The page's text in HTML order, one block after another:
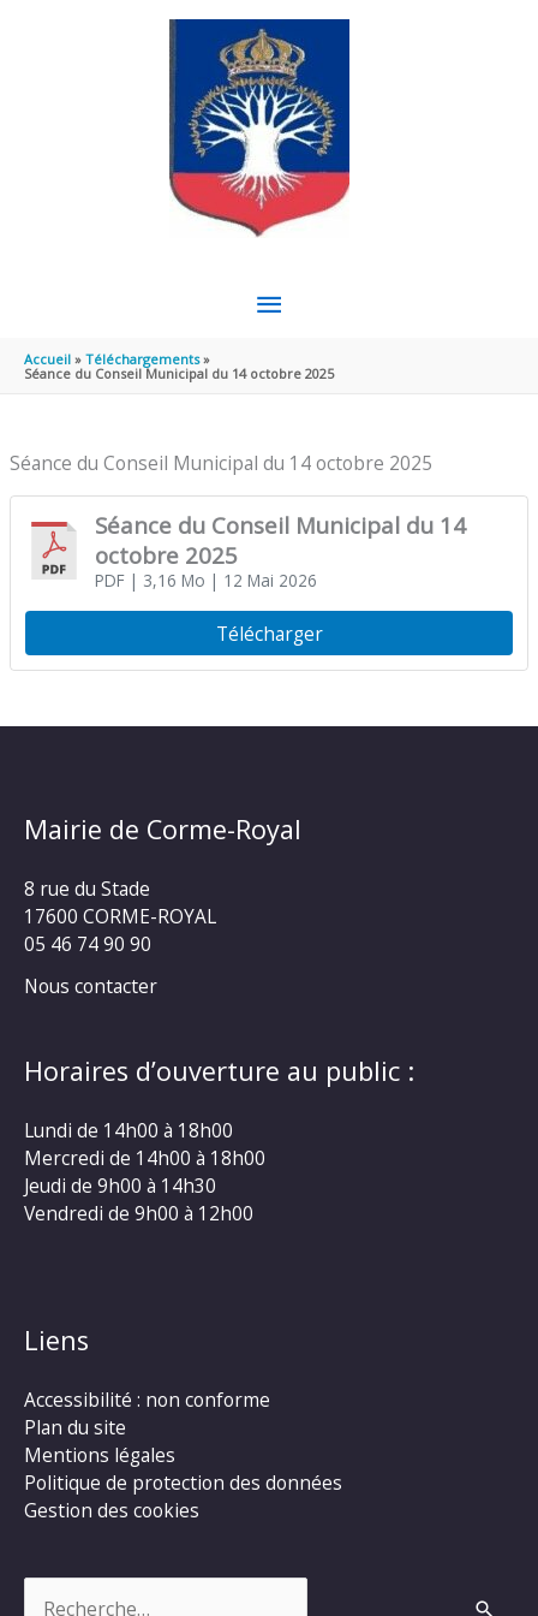
MENU
PRINCIPAL
Accueil
Téléchargements
Séance du Conseil Municipal du 14 octobre 2025
Séance du Conseil Municipal du 14 octobre 2025
Séance du Conseil Municipal du 14
octobre 2025
PDF| 3,16 Mo | 12 Mai 2026
Télécharger
Mairie de Corme-Royal
8 rue du Stade
17600 CORME-ROYAL
05 46 74 90 90
Nous contacter
Horaires d’ouverture au public :
Lundi de 14h00 à 18h00
Mercredi de 14h00 à 18h00
Jeudi de 9h00 à 14h30
Vendredi de 9h00 à 12h00
Liens
Accessibilité : non conforme
Plan du site
Mentions légales
Politique de protection des données
Gestion des cookies